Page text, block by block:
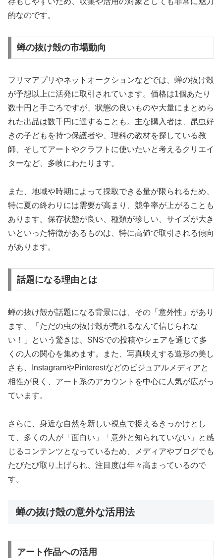
的なのです。
蝉の抜け殻の市場動向
フリマアプリやネットオークションなどでは、蝉の抜け殻
が予想以上に活発に取引されています。価格は1個あたり
数十円と手ごろですが、状態の良いものや大量にまとめら
れた出品は数千円に達することも。主な購入者は、昆虫好
きの子どもを持つ保護者や、理科の教材を探している教
師、そしてアートやクラフトに使いたいと考えるクリエイ
ターなど、多岐にわたります。
また、地域や時期によって採取できる量が限られるため、
特に夏の終わりには需要が高まり、競争率が上がることも
あります。保存状態が良い、種類が珍しい、サイズが大き
いといった特徴があるものは、特に高値で取引される傾向
があります。
話題になる理由とは
蝉の抜け殻が話題になる背景には、その「意外性」があり
ます。「ただの虫の抜け殻が売れるなんて信じられな
い！」という驚きは、SNSでの投稿やシェアを通じて多
くの人の関心を集めます。また、写真映えする造形の美し
さも、InstagramやPinterestなどのビジュアルメディアと
相性が良く、アート系のアカウントを中心に人気が広がっ
ています。
さらに、身近な自然を新しい視点で捉えるきっかけとし
て、多くの人が「面白い」「意外と知られていない」と感
じるコンテンツとなっているため、メディアやブログでも
たびたび取り上げられ、注目度は年々高まっているので
す。
蝉の抜け殻の意外な活用法
アート作品への活用